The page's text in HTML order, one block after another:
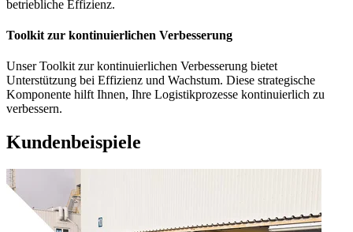
betriebliche Effizienz.
Toolkit zur kontinuierlichen Verbesserung
Unser Toolkit zur kontinuierlichen Verbesserung bietet
Unterstützung bei Effizienz und Wachstum. Diese strategische
Komponente hilft Ihnen, Ihre Logistikprozesse kontinuierlich zu
verbessern.
Kundenbeispiele